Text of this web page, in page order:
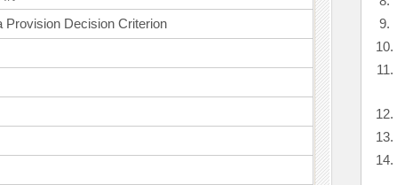
Provision Decision Criterion
9.
10.
11.
12.
13.
14.